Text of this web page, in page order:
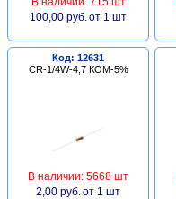
100,00 руб. от 1 шт
Код: 12631
CR-1/4W-4,7 КОМ-5%
В наличии: 5668 шт
2,00 руб. от 1 шт